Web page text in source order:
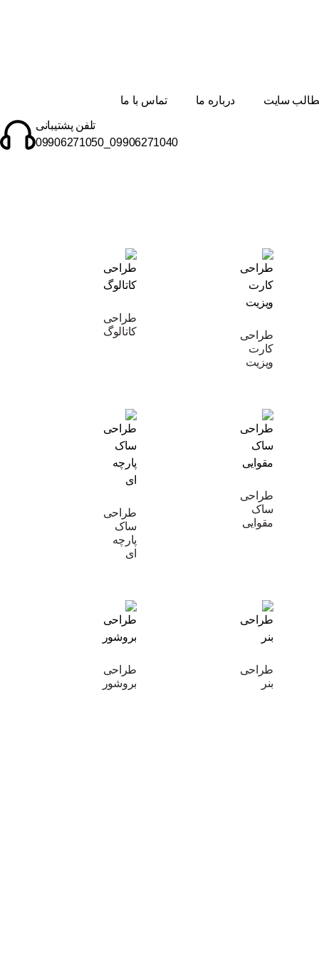
سایت درباره ما تماس با ما
تلفن پشتیبانی
09906271040_09906271050
طراحی
کارت
ویزیت
طراحی
کاتالوگ
طراحی
ساک
مقوایی
طراحی
ساک
پارچه
ای
طراحی
بنر
طراحی
بروشور